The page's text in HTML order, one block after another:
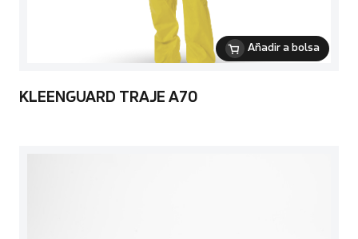
Añadir a bolsa
KLEENGUARD TRAJE A70